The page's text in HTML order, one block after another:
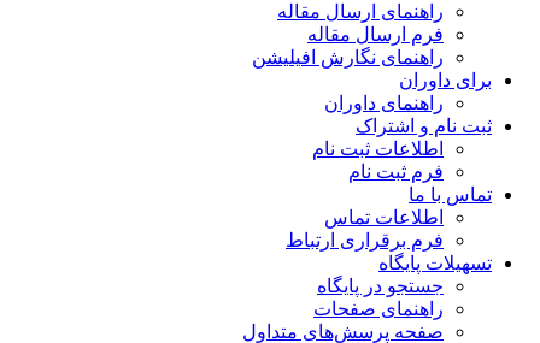
راهنمای ارسال مقاله
فرم ارسال مقاله
راهنمای نگارش افیلیشن
برای داوران
راهنمای داوران
ثبت نام و اشتراک
اطلاعات ثبت نام
فرم ثبت نام
تماس با ما
اطلاعات تماس
فرم برقراری ارتباط
تسهیلات پایگاه
جستجو در پایگاه
راهنمای صفحات
صفحه پرسش‌های متداول